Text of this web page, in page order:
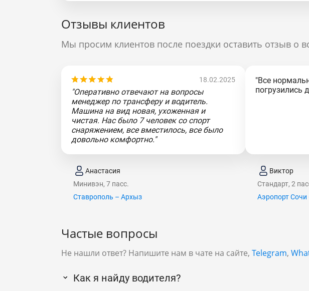
Отзывы клиентов
Мы просим клиентов после поездки оставить отзыв о
18.02.2025
"Оперативно отвечают на вопросы
менеджер по трансферу и водитель.
Машина на вид новая, ухоженная и
чистая. Нас было 7 человек со спорт
снаряжением, все вместилось, все было
довольно комфортно."
Анастасия
Минивэн, 7 пасс.
Ставрополь – Архыз
"Все
погрузились
Виктор
Стандарт, 2
Аэропорт Сочи
Частые вопросы
Не нашли ответ? Напишите нам в чате на сайте, Telegram,
Как я найду водителя?